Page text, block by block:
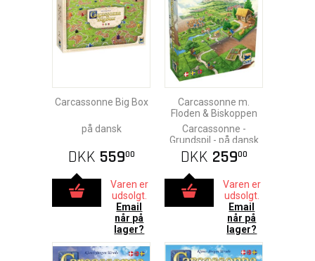
Carcassonne Big Box
på dansk
DKK 55900
Varen er
udsolgt.
Email
når på
lager?
Carcassonne m.
Floden & Biskoppen
Carcassonne -
Grundspil - på dansk
DKK 25900
Varen er
udsolgt.
Email
når på
lager?